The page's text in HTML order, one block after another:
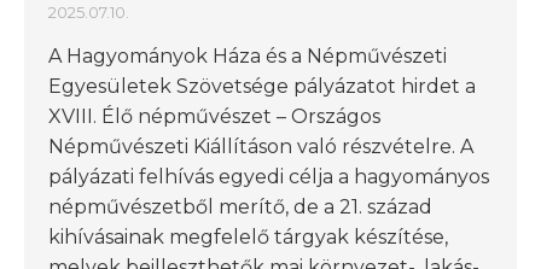
2025.07.10.
A Hagyományok Háza és a Népművészeti
Egyesületek Szövetsége pályázatot hirdet a
XVIII. Élő népművészet – Országos
Népművészeti Kiállításon való részvételre. A
pályázati felhívás egyedi célja a hagyományos
népművészetből merítő, de a 21. század
kihívásainak megfelelő tárgyak készítése,